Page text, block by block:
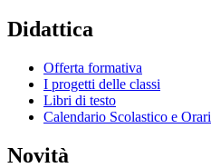
Didattica
Offerta formativa
I progetti delle classi
Libri di testo
Calendario Scolastico e Orari
Novità